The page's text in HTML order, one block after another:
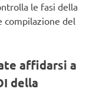
le fasi della
compilazione del
affidarsi a
della